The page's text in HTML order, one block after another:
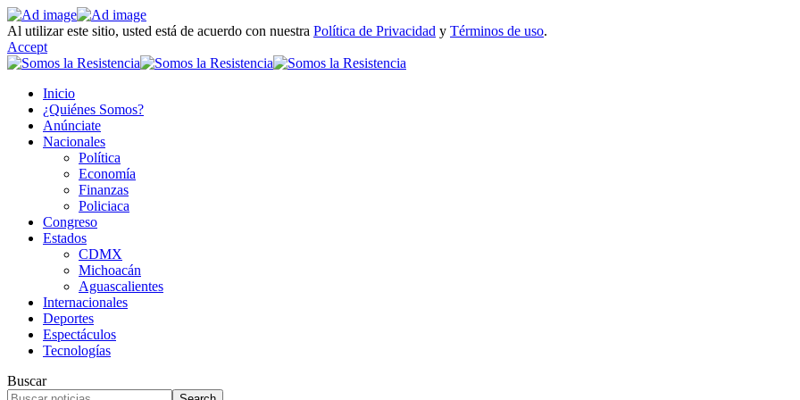
Al utilizar este sitio, usted está de acuerdo con nuestra Política de Privacidad y Términos de uso.
Accept
Inicio
¿Quiénes Somos?
Anúnciate
Nacionales
Política
Economía
Finanzas
Policiaca
Congreso
Estados
CDMX
Michoacán
Aguascalientes
Internacionales
Deportes
Espectáculos
Tecnologías
Buscar